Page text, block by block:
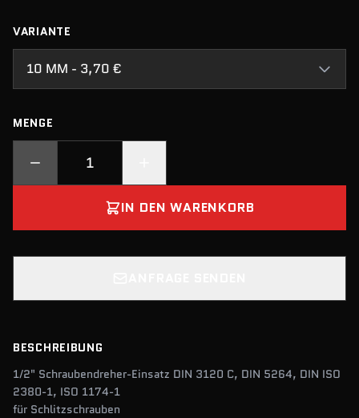
VARIANTE
10 MM - 3,70 €
MENGE
IN DEN WARENKORB
BESCHREIBUNG
1/2" Schraubendreher-Einsatz DIN 3120 C, DIN 5264, DIN ISO
2380-1, ISO 1174-1
für Schlitzschrauben